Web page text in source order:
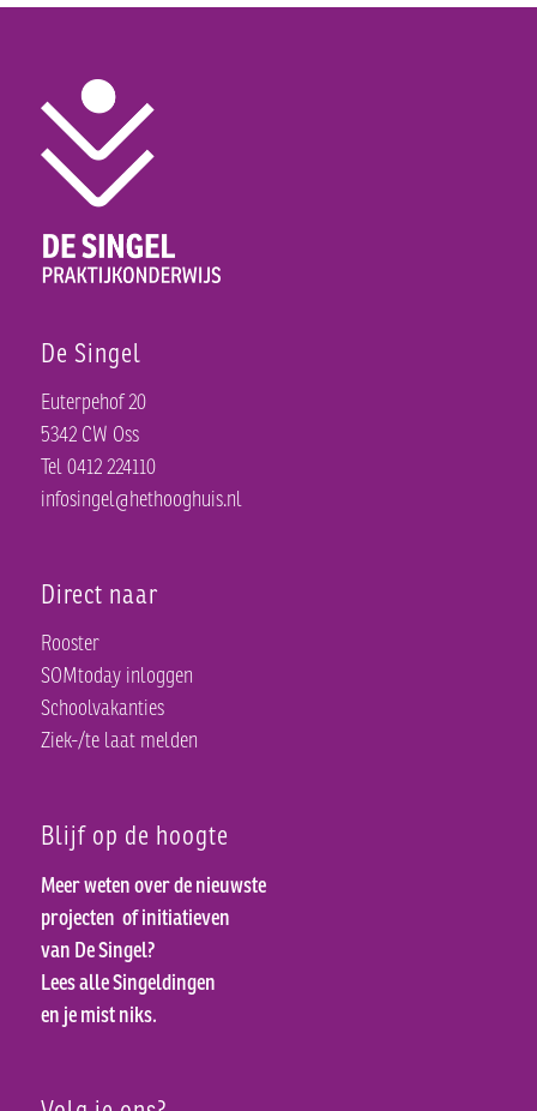
De Singel
Euterpehof 20
5342 CW Oss
Tel 0412 224110
infosingel@hethooghuis.nl
Direct naar
Rooster
SOMtoday inloggen
Schoolvakanties
Ziek-/te laat melden
Blijf op de hoogte
Meer weten over de nieuwste
projecten of initiatieven
van De Singel?
Lees alle Singeldingen
en je mist niks.